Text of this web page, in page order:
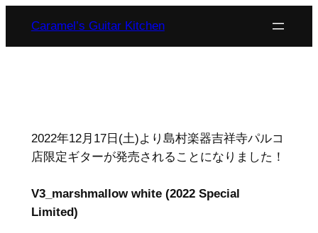
を
Caramel’s Guitar Kitchen
2022年12月17日(土)より島村楽器吉祥寺パルコ
店限定ギターが発売されることになりました！
V3_marshmallow white (2022 Special
Limited)